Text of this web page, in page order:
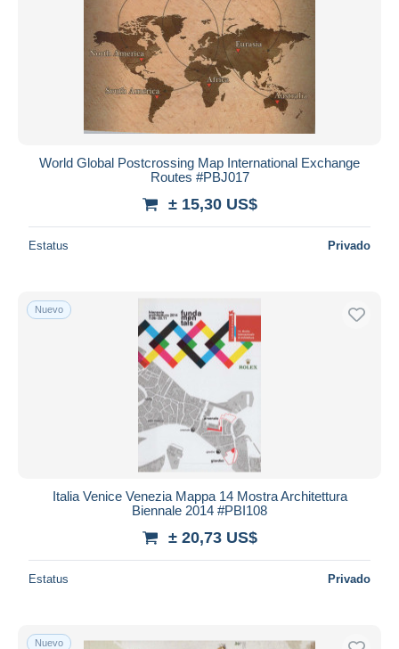
World Global Postcrossing Map International Exchange
Routes #PBJ017
± 15,30 US$
Estatus Privado
Nuevo
Italia Venice Venezia Mappa 14 Mostra Architettura
Biennale 2014 #PBI108
± 20,73 US$
Estatus Privado
Nuevo